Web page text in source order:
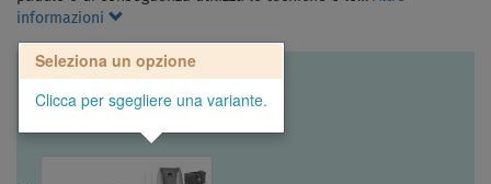
informazioni
Seleziona un opzione
Clicca per sgegliere una variante.